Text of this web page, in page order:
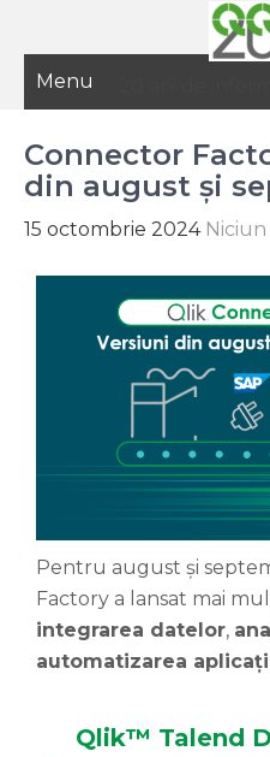
Menu
Connector
din august și
15 octombrie 2024
Pentru august și
Factory a lansat mai
integrarea datelor,
automatizarea
Qlik™ Talend